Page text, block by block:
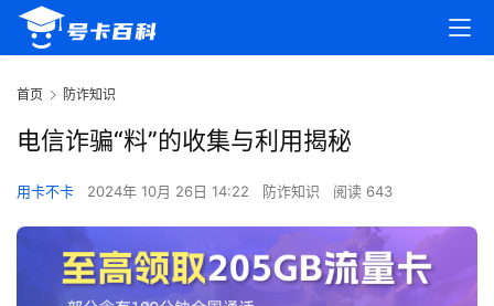
首页 防诈知识
电信诈骗“料”的收集与利用揭秘
用卡不卡 2024年 10月 26日 14:22 防诈知识 阅读 643